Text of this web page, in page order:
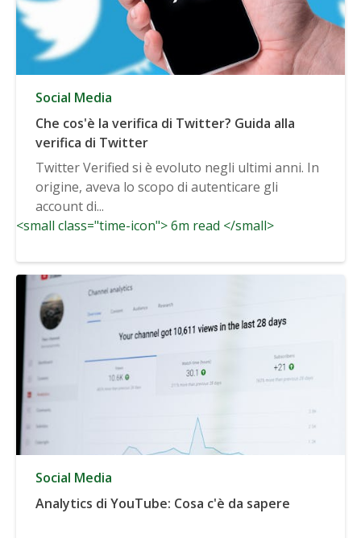
Social Media
Che cos'è la verifica di Twitter? Guida alla
verifica di Twitter
Twitter Verified si è evoluto negli ultimi anni. In
origine, aveva lo scopo di autenticare gli
account di...
<small class="time-icon"> 6m read </small>
Social Media
Analytics di YouTube: Cosa c'è da sapere